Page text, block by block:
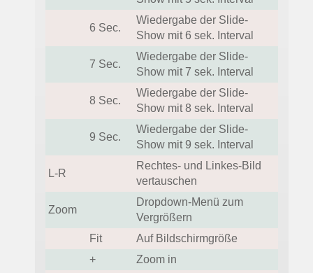
6 Sec.
Wiedergabe der Slide-
Show mit 6 sek. Interval
7 Sec.
Wiedergabe der Slide-
Show mit 7 sek. Interval
8 Sec.
Wiedergabe der Slide-
Show mit 8 sek. Interval
9 Sec.
Wiedergabe der Slide-
Show mit 9 sek. Interval
L-R
Rechtes- und Linkes-Bild
vertauschen
Zoom
Dropdown-Menü zum
Vergrößern
Fit
Auf Bildschirmgröße
+
Zoom in